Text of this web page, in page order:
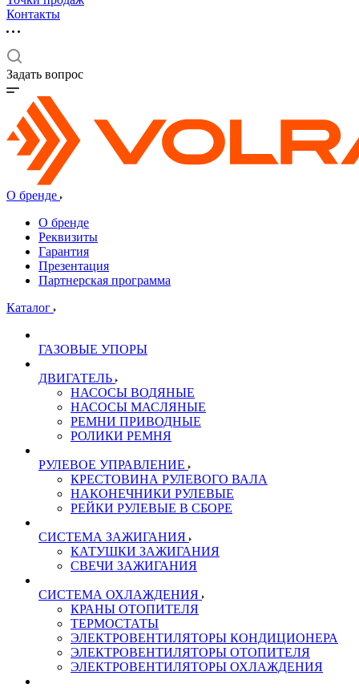
Контакты
Задать вопрос
О бренде
О бренде
Реквизиты
Гарантия
Презентация
Партнерская программа
Каталог
ГАЗОВЫЕ УПОРЫ
ДВИГАТЕЛЬ
НАСОСЫ ВОДЯНЫЕ
НАСОСЫ МАСЛЯНЫЕ
РЕМНИ ПРИВОДНЫЕ
РОЛИКИ РЕМНЯ
РУЛЕВОЕ УПРАВЛЕНИЕ
КРЕСТОВИНА РУЛЕВОГО ВАЛА
НАКОНЕЧНИКИ РУЛЕВЫЕ
РЕЙКИ РУЛЕВЫЕ В СБОРЕ
СИСТЕМА ЗАЖИГАНИЯ
КАТУШКИ ЗАЖИГАНИЯ
СВЕЧИ ЗАЖИГАНИЯ
СИСТЕМА ОХЛАЖДЕНИЯ
КРАНЫ ОТОПИТЕЛЯ
ТЕРМОСТАТЫ
ЭЛЕКТРОВЕНТИЛЯТОРЫ КОНДИЦИОНЕРА
ЭЛЕКТРОВЕНТИЛЯТОРЫ ОТОПИТЕЛЯ
ЭЛЕКТРОВЕНТИЛЯТОРЫ ОХЛАЖДЕНИЯ